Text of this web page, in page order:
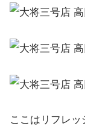
ここはリフレ